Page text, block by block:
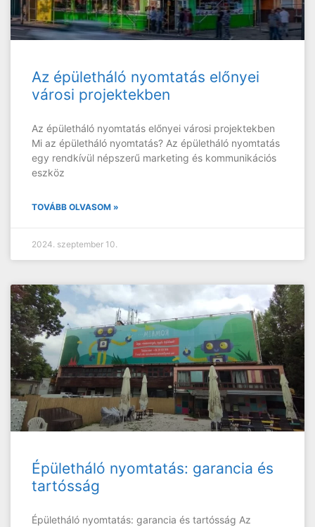
Az épületháló nyomtatás előnyei
városi projektekben
Az épületháló nyomtatás előnyei városi projektekben
Mi az épületháló nyomtatás? Az épületháló nyomtatás
egy rendkívül népszerű marketing és kommunikációs
eszköz
TOVÁBB OLVASOM »
2024. szeptember 10.
Épületháló nyomtatás: garancia és
tartósság
Épületháló nyomtatás: garancia és tartósság Az